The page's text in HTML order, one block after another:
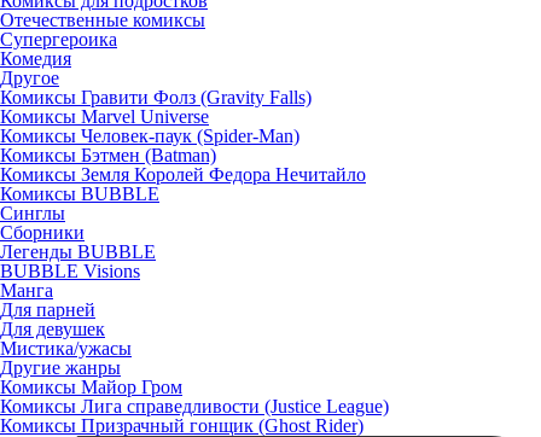
Отечественные комиксы
Супергероика
Комедия
Другое
Комиксы Гравити Фолз (Gravity Falls)
Комиксы Marvel Universe
Комиксы Человек-паук (Spider-Man)
Комиксы Бэтмен (Batman)
Комиксы Земля Королей Федора Нечитайло
Комиксы BUBBLE
Синглы
Сборники
Легенды BUBBLE
BUBBLE Visions
Манга
Для парней
Для девушек
Мистика/ужасы
Другие жанры
Комиксы Майор Гром
Комиксы Лига справедливости (Justice League)
Комиксы Призрачный гонщик (Ghost Rider)